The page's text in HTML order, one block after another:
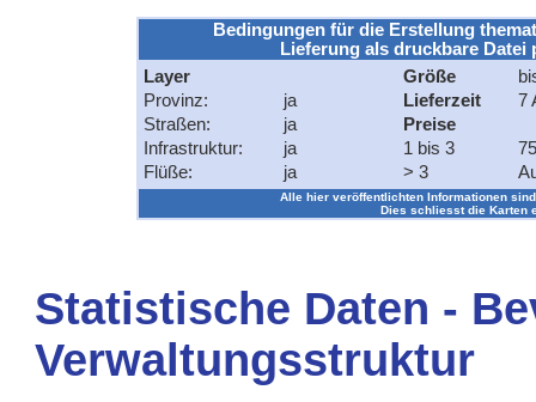
Bedingungen für die Erstellung
Lieferung als druckbare Datei
Layer
Provinz:
ja
Straßen:
ja
Infrastruktur:
ja
Flüße:
ja
Größe
Lieferzeit
7
Preise
1 bis 3
> 3
Alle hier veröffentlichten Informationen
Dies schliesst die Karten
Statistische Daten -
Verwaltungsstruktur